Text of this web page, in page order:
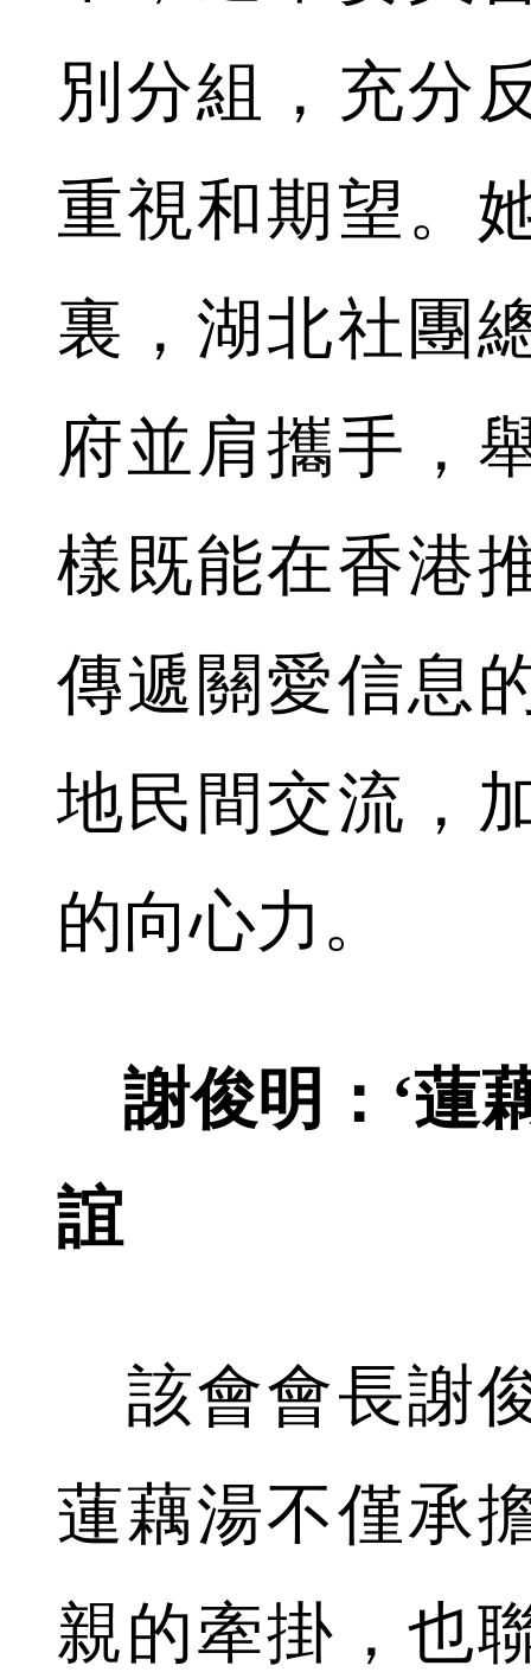
別分組，充分
重視和期望。
裏，湖北社團
府並肩攜手，
樣既能在香港
傳遞關愛信息
地民間交流，
的向心力。
謝俊明：‘蓮
誼
該會會長謝
蓮藕湯不僅承
親的牽掛，也